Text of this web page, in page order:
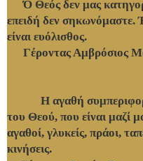
Ό Θεός δεν μας
επειδή δεν σηκωνόμαστε.
είναι ευόλισθος.
Γέροντας Αμβρόσιος
* * * *
H αγαθή συμπεριφορά
του Θεού, που είναι μαζί
αγαθοί, γλυκείς, πράοι,
κινήσεις.